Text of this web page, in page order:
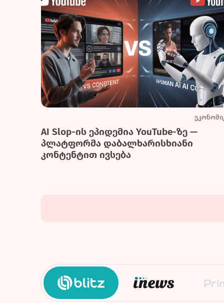
AI Slop-ის ეპიდემია YouTube-ზე —
პლატფორმა დაბალხარისხიანი
კონტენტით ივსება